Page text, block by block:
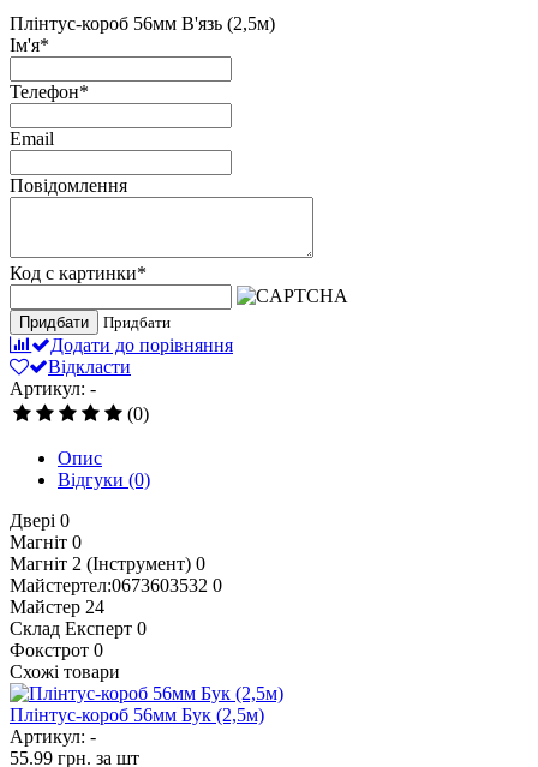
Плінтус-короб 56мм В'язь (2,5м)
Ім'я*
Телефон*
Email
Повідомлення
Код с картинки*
Придбати Придбати
Додати до порівняння
Відкласти
Артикул: -
(0)
Опис
Відгуки (0)
Двері 0
Магніт 0
Магніт 2 (Інструмент) 0
Майстертел:0673603532 0
Майстер 24
Склад Експерт 0
Фокстрот 0
Схожі товари
Плінтус-короб 56мм Бук (2,5м)
Артикул: -
55.99 грн. за шт